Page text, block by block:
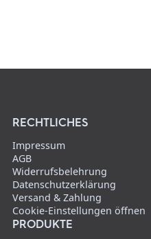
RECHTLICHES
Impressum
AGB
Widerrufsbelehrung
Datenschutzerklärung
Versand & Zahlung
Cookie-Einstellungen öffnen
PRODUKTE